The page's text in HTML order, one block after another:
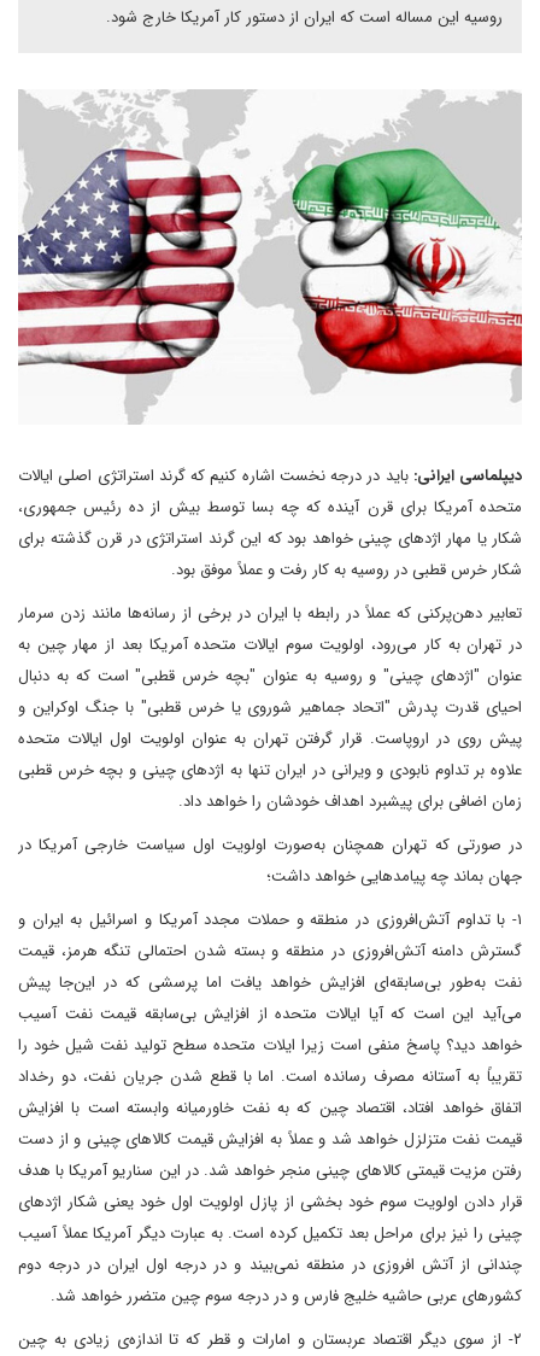
روسیه این مساله است که ایران از دستور کار آمریکا خارج شود.
دیپلماسی ایرانی: باید در درجه نخست اشاره کنیم که گرند استراتژی اصلی ایالات
متحده آمریکا برای قرن آینده که چه بسا توسط بیش از ده رئیس جمهوری،
شکار یا مهار اژدهای چینی خواهد بود که این گرند استراتژی در قرن گذشته برای
شکار خرس قطبی در روسیه به کار رفت و عملاً موفق بود.
تعابیر دهن‌پرکنی که عملاً در رابطه با ایران در برخی از رسانه‌ها مانند زدن سرمار
در تهران به کار می‌رود، اولویت سوم ایالات متحده آمریکا بعد از مهار چین به
عنوان "اژدهای چینی" و روسیه به عنوان "بچه خرس قطبی" است که به دنبال
احیای قدرت پدرش "اتحاد جماهیر شوروی یا خرس قطبی" با جنگ اوکراین و
پیش روی در اروپاست. قرار گرفتن تهران به عنوان اولویت اول ایالات متحده
علاوه بر تداوم نابودی و ویرانی در ایران تنها به اژدهای چینی و بچه خرس قطبی
زمان اضافی برای پیشبرد اهداف خودشان را خواهد داد.
در صورتی که تهران همچنان به‌صورت اولویت اول سیاست خارجی آمریکا در
جهان بماند چه پیامدهایی خواهد داشت؛
۱- با تداوم آتش‌افروزی در منطقه و حملات مجدد آمریکا و اسرائیل به ایران و
گسترش دامنه آتش‌افروزی در منطقه و بسته شدن احتمالی تنگه هرمز، قیمت
نفت به‌طور بی‌سابقه‌ای افزایش خواهد یافت اما پرسشی که در این‌جا پیش
می‌آید این است که آیا ایالات متحده از افزایش بی‌سابقه قیمت نفت آسیب
خواهد دید؟ پاسخ منفی است زیرا ایلات متحده سطح تولید نفت شیل خود را
تقریباً به آستانه مصرف رسانده است. اما با قطع شدن جریان نفت، دو رخداد
اتفاق خواهد افتاد، اقتصاد چین که به نفت خاورمیانه وابسته است با افزایش
قیمت نفت متزلزل خواهد شد و عملاً به افزایش قیمت کالاهای چینی و از دست
رفتن مزیت قیمتی کالاهای چینی منجر خواهد شد. در این سناریو آمریکا با هدف
قرار دادن اولویت سوم خود بخشی از پازل اولویت اول خود یعنی شکار اژدهای
چینی را نیز برای مراحل بعد تکمیل کرده است. به عبارت دیگر آمریکا عملاً آسیب
چندانی از آتش افروزی در منطقه نمی‌بیند و در درجه اول ایران در درجه دوم
کشورهای عربی حاشیه خلیج فارس و در درجه سوم چین متضرر خواهد شد.
۲- از سوی دیگر اقتصاد عربستان و امارات و قطر که تا اندازه‌ی زیادی به چین